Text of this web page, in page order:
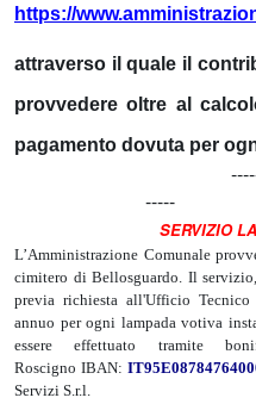
https://
attraverso il quale il
provvedere oltre al
pagamento dovuta per
-----
SERVIZIO
L’Amministrazione Comunale
cimitero di Bellosguardo. Il
previa richiesta all'Ufficio
annuo per ogni lampada votiva
essere effettuato tramite
Roscigno IBAN:
Servizi S.r.l.